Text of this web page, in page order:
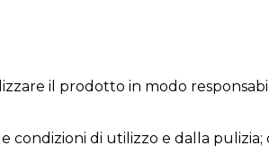
il prodotto in modo
condizioni di utilizzo e dalla